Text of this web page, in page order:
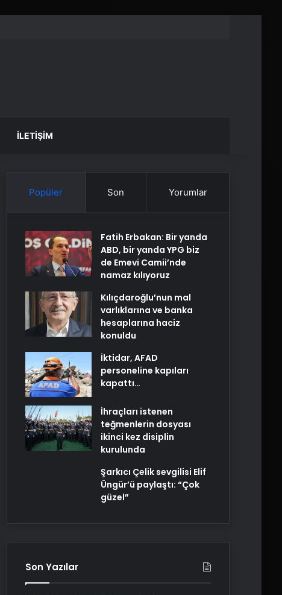
İLETIŞIM
Popüler Son Yorumlar
Fatih Erbakan: Bir yanda
ABD, bir yanda YPG biz
de Emevi Camii’nde
namaz kılıyoruz
Kılıçdaroğlu’nun mal
varlıklarına ve banka
hesaplarına haciz
konuldu
İktidar, AFAD
personeline kapıları
kapattı…
İhraçları istenen
teğmenlerin dosyası
ikinci kez disiplin
kurulunda
Şarkıcı Çelik sevgilisi Elif
Üngür’ü paylaştı: “Çok
güzel”
Son Yazılar